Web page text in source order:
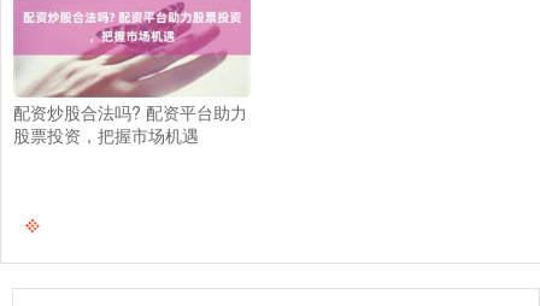
配资炒股合法吗? 配资平台助力
股票投资，把握市场机遇